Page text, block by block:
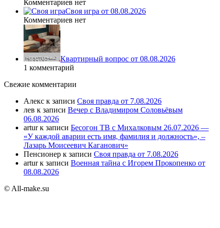
Комментариев нет
Своя игра от 08.08.2026
Комментариев нет
Квартирный вопрос от 08.08.2026
1 комментарий
Свежие комментарии
Алекс к записи Своя правда от 7.08.2026
лев к записи Вечер с Владимиром Соловьёвым
06.08.2026
arturк записи Бесогон ТВ с Михалковым 26.07.2026 —
«У каждой аварии есть имя, фамилия и должность», –
Лазарь Моисеевич Каганович»
Пенсионер к записи Своя правда от 7.08.2026
arturк записи Военная тайна с Игорем Прокопенко от
08.08.2026
© All-make.su